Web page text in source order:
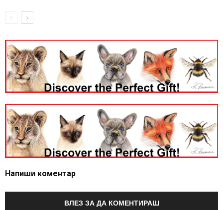
Напиши коментар
ВЛЕЗ ЗА ДА КОМЕНТИРАШ